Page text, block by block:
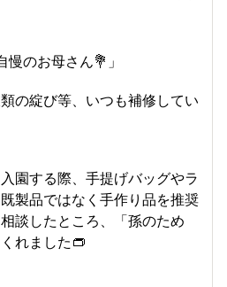
のお母さん💐」
の綻び等、いつも補修してい
園する際、手提げバッグやラ
製品ではなく手作り品を推奨
談したところ、「孫のため
れました👝